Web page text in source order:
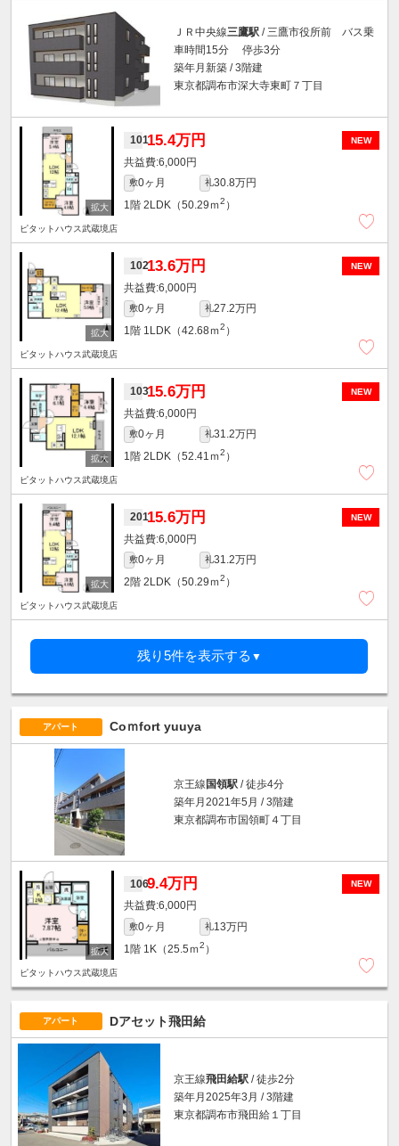
ＪＲ中央線三鷹駅 / 三鷹市役所前 バス乗
車時間15分 停歩3分
築年月新築 / 3階建
東京都調布市深大寺東町７丁目
NEW
10115.4万円
6,000円
敷0ヶ月 礼30.8万円
1階 2LDK（50.29ｍ2 ）
ピタットハウス武蔵境店
NEW
10213.6万円
6,000円
敷0ヶ月 礼27.2万円
1階 1LDK（42.68ｍ2 ）
ピタットハウス武蔵境店
NEW
10315.6万円
6,000円
敷0ヶ月 礼31.2万円
1階 2LDK（52.41ｍ2 ）
ピタットハウス武蔵境店
NEW
20115.6万円
6,000円
敷0ヶ月 礼31.2万円
2階 2LDK（50.29ｍ2 ）
ピタットハウス武蔵境店
残り5件を表示する ▼
アパート Coｍfort yuuya
京王線 国領駅 / 徒歩4分
築年月2021年5月 / 3階建
東京都調布市国領町４丁目
NEW
1069.4万円
6,000円
敷0ヶ月 礼13万円
1階 1K（25.5ｍ2 ）
ピタットハウス武蔵境店
アパート Dアセット飛田給
京王線飛田給駅 / 徒歩2分
築年月2025年3月 / 3階建
東京都調布市飛田給１丁目